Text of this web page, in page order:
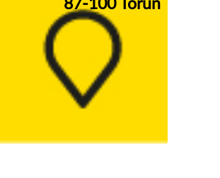
87-100 Toruń